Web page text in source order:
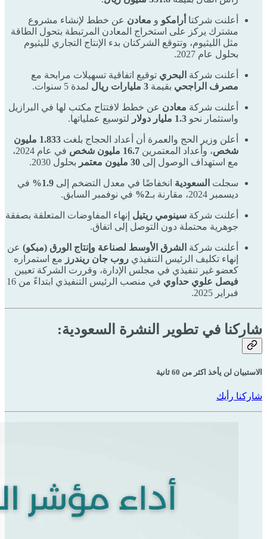
أعلنت شركتا أرامكو و معادن عن خطط لإنشاء مشروع
مشترك يركز على استخراج المعادن المرتبطة بتحول الطاقة
مثل الليثيوم، وتتوقع الشركتان بدء الإنتاج التجاري لليثيوم
بحلول عام 2027.
أعلنت شركة البحري توقيع اتفاقية تسهيلات مرابحة مع
مصرف الراجحي بقيمة لمدة 5 سنوات.
أعلنت شركة معادن عن خطط لافتتاح مكتب لها في البرازيل
واستثمار نحو 1.3 مليار دولار لتوسيع عملياتها.
أعلن وزير الحج والعمرة أن أعداد الحجاج بلغت
1.833 مليون
شخص، وأعداد المعتمرين
في عام 2024،
مع استهداف الوصول إلى
بحلول 2030.
سجلت السعودية انخفاضًا في معدل التضخم إلى
في
ديسمبر 2024، مقارنة بـ
2% في نوفمبر السابق.
أعلنت شركة سينومي ريتيل إنهاء المفاوضات المتعلقة بصفقة
جوهرية محتملة دون التوصل إلى اتفاق.
أعلنت شركة الشرق الأوسط لصناعة وإنتاج الورق (مبكو) عن
إنهاء تكليف الرئيس التنفيذي روب جان ريندرز مع استمراره
كعضو غير تنفيذي في مجلس الإدارة، وقررت الشركة تعيين
فيصل علوي حداوي
في منصب الرئيس التنفيذي ابتداءً من 16
فبراير 2025.
شاركنا في تطوير النشرة السعودية:
الاستبيان لن يأخذ اكثر من 60 ثانية
شاركنا رأيك